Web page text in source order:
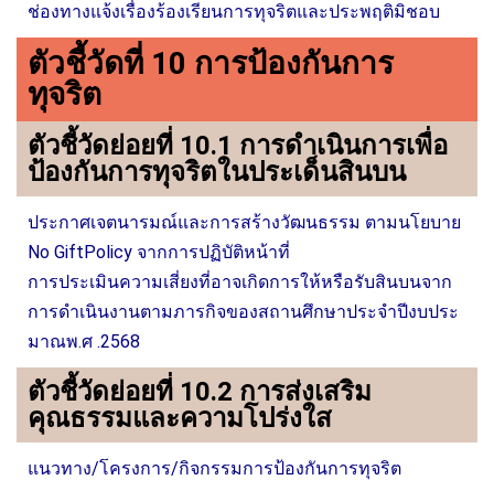
ช่องทางแจ้งเรื่องร้องเรียนการทุจริตและประพฤติมิชอบ
ตัวชี้วัดที่ 10 การป้องกันการ
ทุจริต
ตัวชี้วัดย่อยที่ 10.1 การดำเนินการเพื่อ
ป้องกันการทุจริตในประเด็นสินบน
ประกาศเจตนารมณ์และการสร้างวัฒนธรรม ตามนโยบาย
No GiftPolicy จากการปฏิบัติหน้าที่
การประเมินความเสี่ยงที่อาจเกิดการให้หรือรับสินบนจาก
การดำเนินงานตามภารกิจของสถานศึกษาประจำปีงบประ
มาณพ.ศ .2568
ตัวชี้วัดย่อยที่ 10.2 การส่งเสริม
คุณธรรมและความโปร่งใส
แนวทาง/โครงการ/กิจกรรมการป้องกันการทุจริต